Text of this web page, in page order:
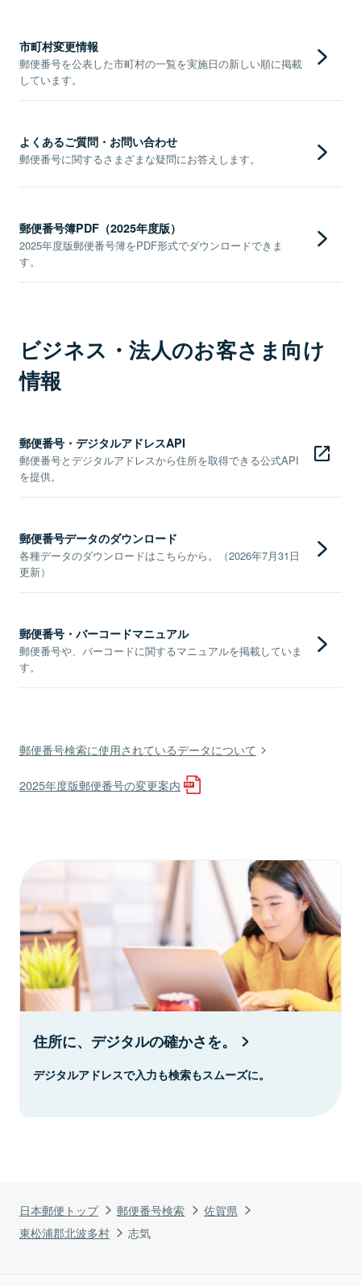
日本郵便トップ 郵便番号検索
佐賀県
東松浦郡北波多村
志気
市町村変更情報
郵便番号を公表した市町村の一覧を実施日の新しい順に掲載
しています。
よくあるご質問・お問い合わせ
郵便番号に関するさまざまな疑問にお答えします。
郵便番号簿PDF（2025年度版）
2025年度版郵便番号簿をPDF形式でダウンロードできま
す。
ビジネス・法人のお客さま向け
情報
郵便番号・デジタルアドレスAPI
郵便番号とデジタルアドレスから住所を取得できる公式API
を提供。
郵便番号データのダウンロード
各種データのダウンロードはこちらから。（2026年7月31日
更新）
郵便番号・バーコードマニュアル
郵便番号や、バーコードに関するマニュアルを掲載していま
す。
郵便番号検索に使用されているデータについて
2025年度版郵便番号の変更案内
住所に、デジタルの確かさを。
デジタルアドレスで入力も検索もスムーズに。